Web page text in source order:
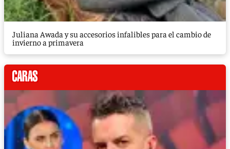
Juliana Awada y su accesorios infalibles para el cambio de
invierno a primavera